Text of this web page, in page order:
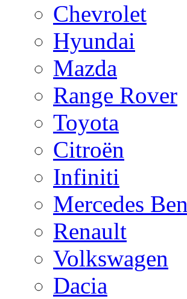
Chevrolet
Hyundai
Mazda
Range Rover
Toyota
Citroën
Infiniti
Mercedes
Renault
Volkswagen
Dacia